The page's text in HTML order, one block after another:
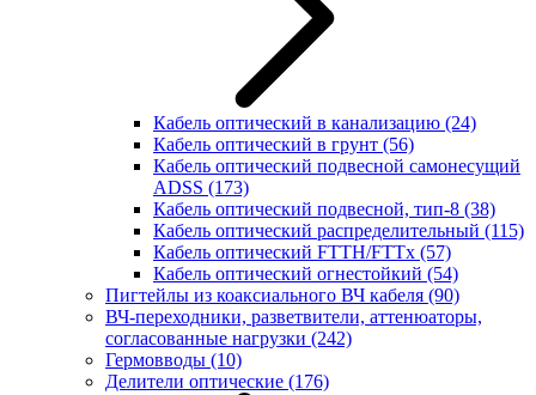
Кабель оптический в канализацию (24)
Кабель оптический в грунт (56)
Кабель оптический подвесной самонесущий
ADSS (173)
Кабель оптический подвесной, тип-8 (38)
Кабель оптический распределительный (115)
Кабель оптический FTTH/FTTx (57)
Кабель оптический огнестойкий (54)
Пигтейлы из коаксиального ВЧ кабеля (90)
ВЧ-переходники, разветвители, аттенюаторы,
согласованные нагрузки (242)
Гермовводы (10)
Делители оптические (176)